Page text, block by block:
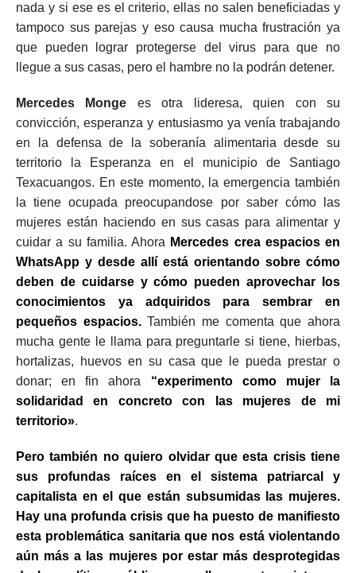
nada y si ese es el criterio, ellas no salen beneficiadas y
tampoco sus parejas y eso causa mucha frustración ya
que pueden lograr protegerse del virus para que no
llegue a sus casas, pero el hambre no la podrán detener.
Mercedes Monge es otra lideresa, quien con su
convicción, esperanza y entusiasmo ya venía trabajando
en la defensa de la soberanía alimentaria desde su
territorio la Esperanza en el municipio de Santiago
Texacuangos. En este momento, la emergencia también
la tiene ocupada preocupandose por saber cómo las
mujeres están haciendo en sus casas para alimentar y
cuidar a su familia. Ahora Mercedes crea espacios en
WhatsApp y desde allí está orientando sobre cómo
deben de cuidarse y cómo pueden aprovechar los
conocimientos ya adquiridos para sembrar en
pequeños espacios. También me comenta que ahora
mucha gente le llama para preguntarle si tiene, hierbas,
hortalizas, huevos en su casa que le pueda prestar o
donar; en fin ahora “experimento como mujer la
solidaridad en concreto con las mujeres de mi
territorio».
Pero también no quiero olvidar que esta crisis tiene
sus profundas raíces en el sistema patriarcal y
capitalista en el que están subsumidas las mujeres.
Hay una profunda crisis que ha puesto de manifiesto
esta problemática sanitaria que nos está violentando
aún más a las mujeres por estar más desprotegidas